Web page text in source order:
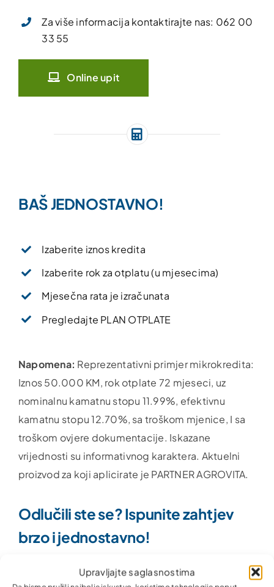
Upravljajte saglasnostima
Za više informacija kontaktirajte nas: 062 00
33 55
Online upit
BAŠ JEDNOSTAVNO!
Izaberite iznos kredita
Izaberite rok za otplatu (u mjesecima)
Mjesečna rata je izračunata
Pregledajte PLAN OTPLATE
Napomena: Reprezentativni primjer mikrokredita:
Iznos 50.000 KM, rok otplate 72 mjeseci, uz
nominalnu kamatnu stopu 11.99%, efektivnu
kamatnu stopu 12.70%, sa troškom mjenice, I sa
troškom ovjere dokumentacije. Iskazane
vrijednosti su informativnog karaktera. Aktuelni
proizvod za koji aplicirate je PARTNER AGROVITA.
Odlučili ste se? Ispunite zahtjev
brzo i jednostavno!
Zahtjev za kredit